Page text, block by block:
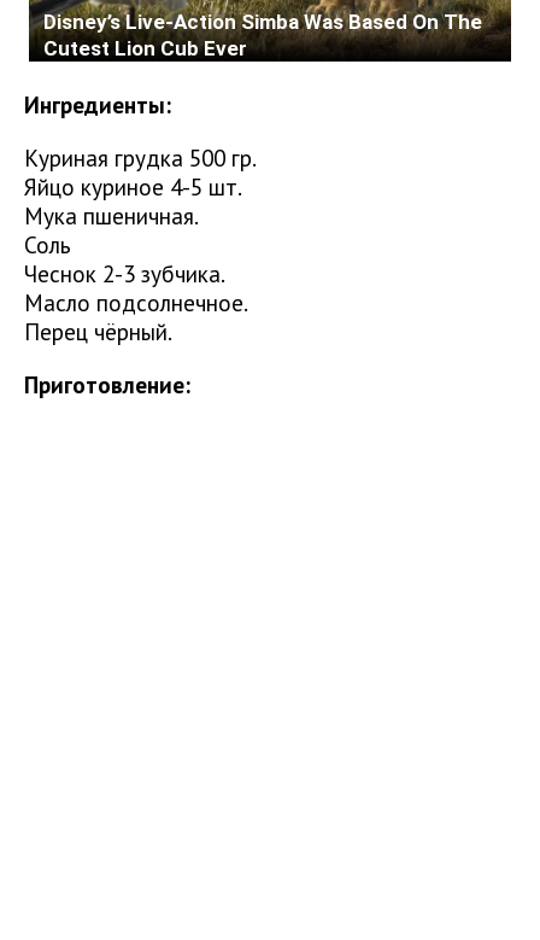
Ингредиенты:
Куриная грудка 500 гр.
Яйцо куриное 4-5 шт.
Мука пшеничная.
Соль
Чеснок 2-3 зубчика.
Масло подсолнечное.
Перец чёрный.
Приготовление: